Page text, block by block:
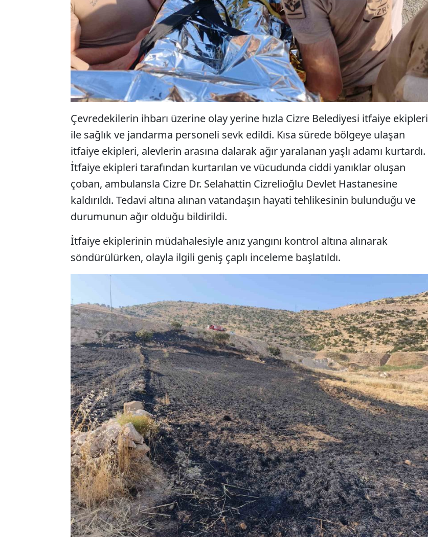
Çevredekilerin ihbarı üzerine olay yerine hızla Cizre Belediyesi itfaiye ekipleri
ile sağlık ve jandarma personeli sevk edildi. Kısa sürede bölgeye ulaşan
itfaiye ekipleri, alevlerin arasına dalarak ağır yaralanan yaşlı adamı kurtardı.
İtfaiye ekipleri tarafından kurtarılan ve vücudunda ciddi yanıklar oluşan
çoban, ambulansla Cizre Dr. Selahattin Cizrelioğlu Devlet Hastanesine
kaldırıldı. Tedavi altına alınan vatandaşın hayati tehlikesinin bulunduğu ve
durumunun ağır olduğu bildirildi.
İtfaiye ekiplerinin müdahalesiyle anız yangını kontrol altına alınarak
söndürülürken, olayla ilgili geniş çaplı inceleme başlatıldı.